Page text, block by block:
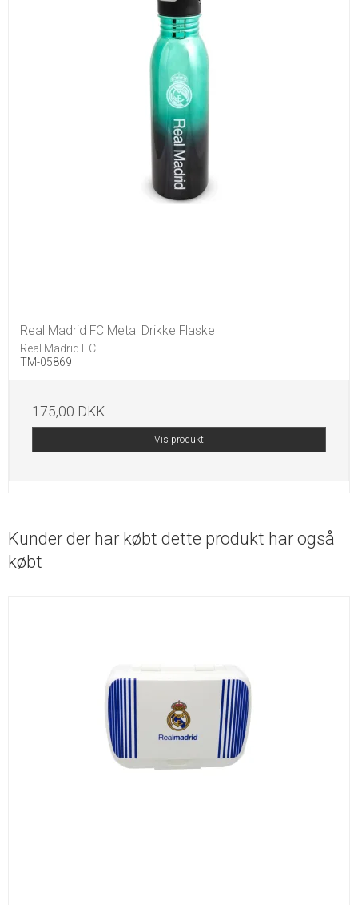
Real Madrid FC Metal Drikke Flaske
Real Madrid F.C.
TM-05869
175,00 DKK
Vis produkt
Kunder der har købt dette produkt har også
købt